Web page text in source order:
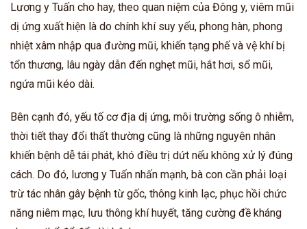
Lương y Tuấn cho hay, theo quan niệm của Đông y, viêm mũi
dị ứng xuất hiện là do chính khí suy yếu, phong hàn, phong
nhiệt xâm nhập qua đường mũi, khiến tạng phế và vệ khí bị
tổn thương, lâu ngày dẫn đến nghẹt mũi, hắt hơi, sổ mũi,
ngứa mũi kéo dài.
Bên cạnh đó, yếu tố cơ địa dị ứng, môi trường sống ô nhiễm,
thời tiết thay đổi thất thường cũng là những nguyên nhân
khiến bệnh dễ tái phát, khó điều trị dứt nếu không xử lý đúng
cách. Do đó, lương y Tuấn nhấn mạnh, bà con cần phải loại
trừ tác nhân gây bệnh từ gốc, thông kinh lạc, phục hồi chức
năng niêm mạc, lưu thông khí huyết, tăng cường đề kháng